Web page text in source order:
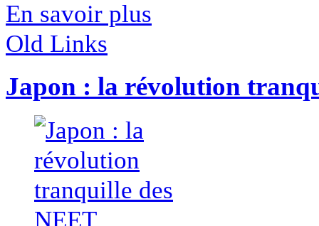
En savoir plus
Old Links
Japon : la révolution